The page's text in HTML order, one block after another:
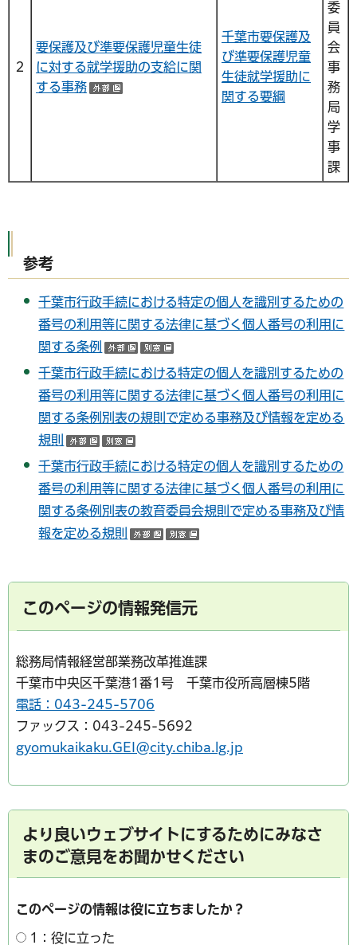
２
要保護及び準要保護児童生徒
に対する就学援助の支給に関
する事務
（外部サイトへリンク）
千葉市要保護及
び準要保護児童
生徒就学援助に
関する要綱
委
員
会
事
務
局
学
事
課
参考
千葉市行政手続における特定の個人を識別するための
番号の利用等に関する法律に基づく個人番号の利用に
関する条例
（外部サイトへリンク）
千葉市行政手続における特定の個人を識別するための
番号の利用等に関する法律に基づく個人番号の利用に
関する条例別表の規則で定める事務及び情報を定める
規則
（外部サイトへリンク）
千葉市行政手続における特定の個人を識別するための
番号の利用等に関する法律に基づく個人番号の利用に
関する条例別表の教育委員会規則で定める事務及び情
報を定める規則
（外部サイトへリンク）
このページの情報発信元
総務局情報経営部業務改革推進課
千葉市中央区千葉港1番1号 千葉市役所高層棟5階
電話：043-245-5706
ファックス：043-245-5692
gyomukaikaku.GEI@city.chiba.lg.jp
より良いウェブサイトにするためにみなさ
まのご意見をお聞かせください
このページの情報は役に立ちましたか？
1：役に立った